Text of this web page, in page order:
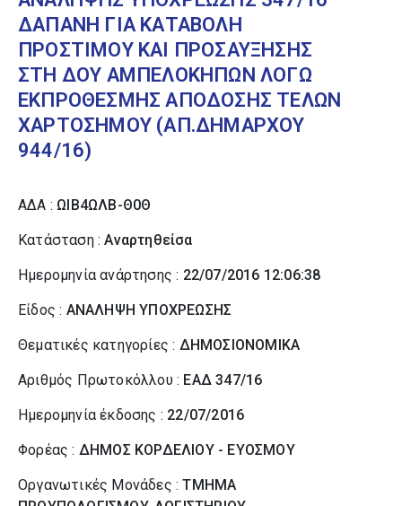
ΔΑΠΑΝΗ ΓΙΑ ΚΑΤΑΒΟΛΗ
ΠΡΟΣΤΙΜΟΥ ΚΑΙ ΠΡΟΣΑΥΞΗΣΗΣ
ΣΤΗ ΔΟΥ ΑΜΠΕΛΟΚΗΠΩΝ ΛΟΓΩ
ΕΚΠΡΟΘΕΣΜΗΣ ΑΠΟΔΟΣΗΣ ΤΕΛΩΝ
ΧΑΡΤΟΣΗΜΟΥ (ΑΠ.ΔΗΜΑΡΧΟΥ
944/16)
ΑΔΑ : ΩΙΒ4ΩΛΒ-Θ0Θ
Κατάσταση :Αναρτηθείσα
Ημερομηνία ανάρτησης : 22/07/2016 12:06:38
Είδος : ΑΝΑΛΗΨΗ ΥΠΟΧΡΕΩΣΗΣ
Θεματικές κατηγορίες : ΔΗΜΟΣΙΟΝΟΜΙΚΑ
Αριθμός Πρωτοκόλλου : ΕΑΔ 347/16
Ημερομηνία έκδοσης : 22/07/2016
Φορέας : ΔΗΜΟΣ ΚΟΡΔΕΛΙΟΥ - ΕΥΟΣΜΟΥ
Οργανωτικές Μονάδες :ΤΜΗΜΑ